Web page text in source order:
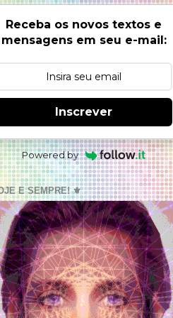
Receba os novos textos e
mensagens em seu e-mail:
Inscrever
Powered by
E SEMPRE! ⚜️